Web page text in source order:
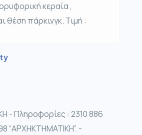
κεραία ,
θέση πάρκινγκ. Τιμή :
- Πληροφορίες : 2310 886
“ΑΡΧΗΚΤΗΜΑΤΙΚΗ”. -